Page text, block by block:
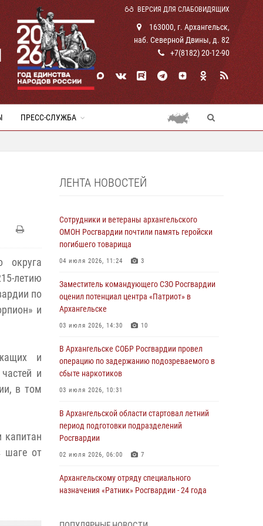
ВЕРСИЯ ДЛЯ СЛАБОВИДЯЩИХ
163000, г. Архангельск,
наб. Северной Двины, д. 82
+7(8182) 20-12-90
ПРЕСС-СЛУЖБА
округа
летию
по
и
и
и
в том
капитан
шаге от
ЛЕНТА НОВОСТЕЙ
Сотрудники и ветераны архангельского
ОМОН Росгвардии почтили память геройски
погибшего товарища
04 июля 2026, 11:24 3
Заместитель командующего СЗО Росгвардии
оценил потенциал центра «Патриот» в
Архангельске
03 июля 2026, 14:30 10
В Архангельске СОБР Росгвардии провел
операцию по задержанию подозреваемого в
сбыте наркотиков
03 июля 2026, 10:31
В Архангельской области стартовал летний
период подготовки подразделений
Росгвардии
02 июля 2026, 06:00 7
Архангельскому отряду специального
назначения «Ратник» Росгвардии - 24 года